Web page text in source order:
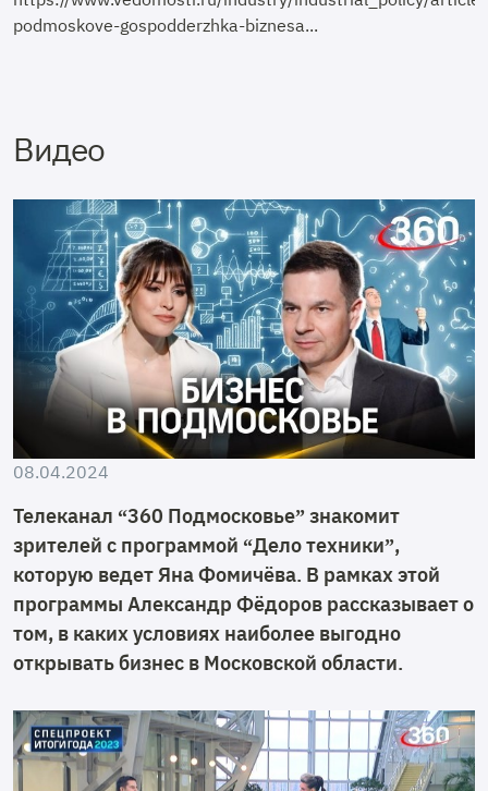
podmoskove-gospodderzhka-biznesa...
Видео
08.04.2024
Телеканал “360 Подмосковье” знакомит
зрителей с программой “Дело техники”,
которую ведет Яна Фомичёва. В рамках этой
программы Александр Фёдоров рассказывает о
том, в каких условиях наиболее выгодно
открывать бизнес в Московской области.